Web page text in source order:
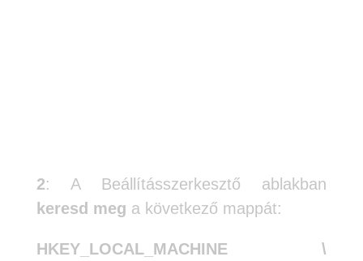
2: A Beállításszerkesztő ablakban
keresd meg a következő mappát:
HKEY_LOCAL_MACHINE \